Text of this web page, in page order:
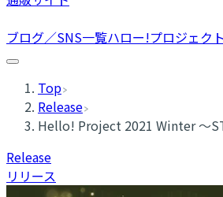
ブログ／SNS一覧ハロー!プロジェク
Top
Release
Hello! Project 2021 Winter ～
Release
リリース